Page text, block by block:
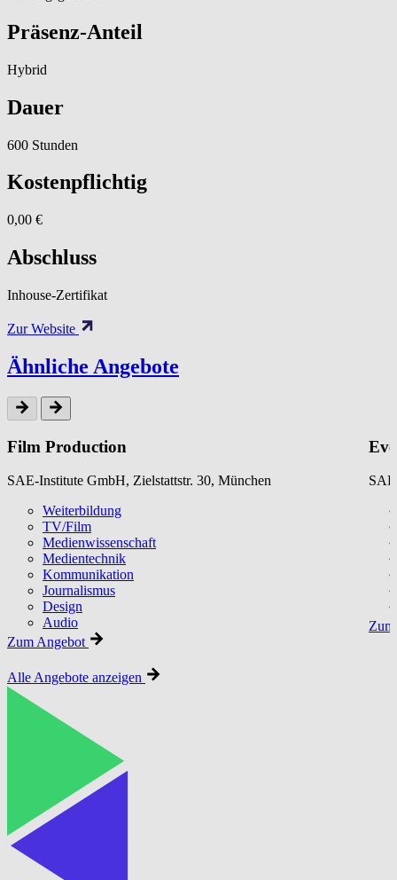
Präsenz-Anteil
Hybrid
Dauer
600 Stunden
Kostenpflichtig
0,00 €
Abschluss
Inhouse-Zertifikat
Zur Website
Ähnliche Angebote
Film Production
SAE-Institute GmbH, Zielstattstr. 30, München
Weiterbildung
TV/Film
Medienwissenschaft
Medientechnik
Kommunikation
Journalismus
Design
Audio
Zum Angebot
Alle Angebote anzeigen